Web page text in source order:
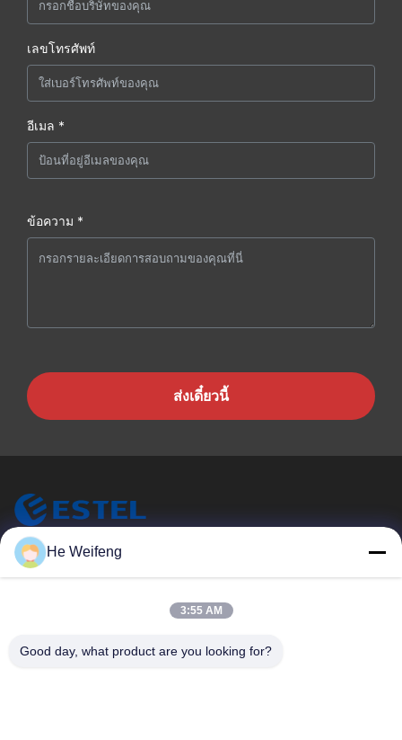
เลขโทรศัพท์
อีเมล *
ข้อความ *
ส่งเดี๋ยวนี้
ESTEL (GUANGDONG) TECHNOLOGY CO., LTD.
บ้าน
ใหม่
He Weifeng
3:55 AM
Good day, what product are you looking for?